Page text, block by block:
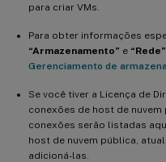
para criar VMs.
Para obter informações
“Armazenamento” e “Rede”
Gerenciamento de
Se você tiver a Licença de
conexões de host de nuvem
conexões serão listadas
host de nuvem pública,
adicioná-las.